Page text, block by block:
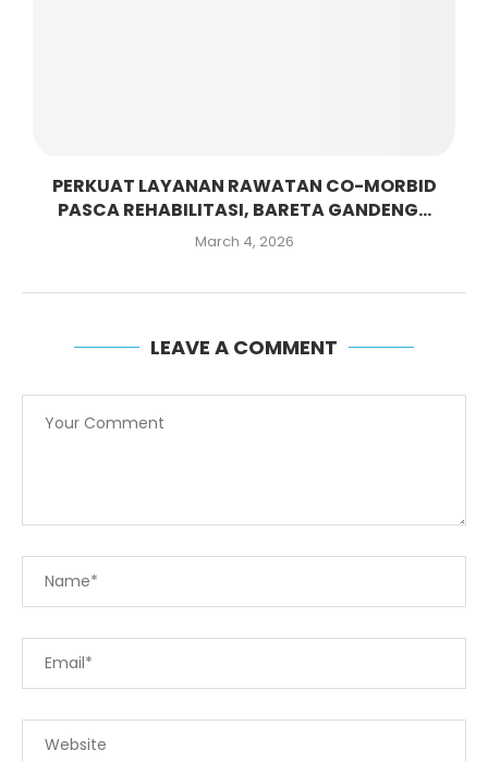
PERKUAT LAYANAN RAWATAN CO-MORBID
PASCA REHABILITASI, BARETA GANDENG...
March 4, 2026
LEAVE A COMMENT